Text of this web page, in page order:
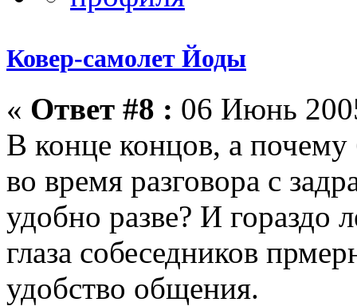
Ковер-самолет Йоды
« Ответ #8 : 06 Июнь
В конце концов, а
во время разговора с
удобно разве? И гораздо
глаза собеседников
удобство общения.